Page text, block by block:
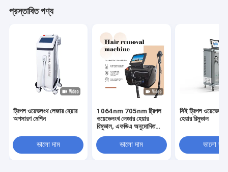
প্রস্তাবিত পণ্য
ট্রিপল ওয়েভলংথ লেজার হেয়ার
অপসারণ মেশিন
ভালো দাম
1064nm 705nm ট্রিপল
ওয়েভেলংথ লেজার হেয়ার
রিমুভাল, এফডিএ অনুমোদিত
ভালো দাম
সিই ট্রিপল
হেয়ার রিমুভাল
ভালো দাম